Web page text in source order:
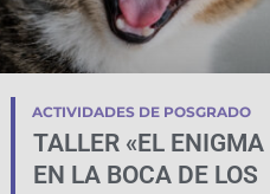
ACTIVIDADES DE POSGRADO
TALLER «EL ENIGMA
EN LA BOCA DE LOS